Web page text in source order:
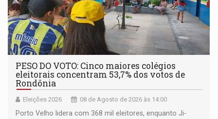
PESO DO VOTO: Cinco maiores colégios
eleitorais concentram 53,7% dos votos de
Rondônia
Eleições 2026 08 de Agosto de 2026 às 14:00
Porto Velho lidera com 368 mil eleitores, enquanto Ji-